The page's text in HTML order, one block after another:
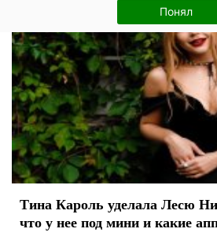
Понял
Тина Кароль уделала Лесю
что у нее под мини и какие